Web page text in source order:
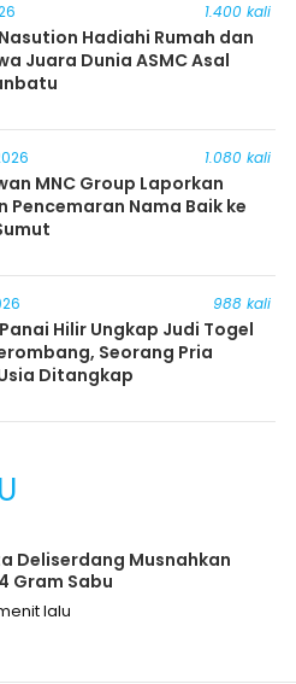
1.400 kali
Hadiahi Rumah dan
Juara Dunia ASMC Asal
1.080 kali
MNC Group Laporkan
Pencemaran Nama Baik ke
988 kali
Hilir Ungkap Judi Togel
Seorang Pria
Ditangkap
Deliserdang Musnahkan
Gram Sabu
lalu